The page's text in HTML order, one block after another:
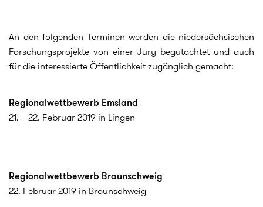
An den folgenden Terminen werden die niedersächsischen
Forschungsprojekte von einer Jury begutachtet und auch
für die interessierte Öffentlichkeit zugänglich gemacht:
Regionalwettbewerb Emsland
21. – 22. Februar 2019 in Lingen
Regionalwettbewerb Braunschweig
22. Februar 2019 in Braunschweig